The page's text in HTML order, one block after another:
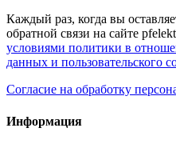
Каждый раз, когда вы
обратной связи на сайте
условиями политики в
данных и пользовательского
Согласие на обработку
Информация